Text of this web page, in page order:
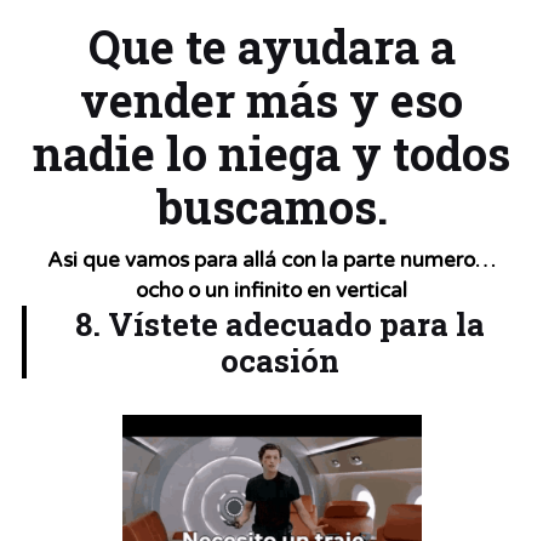
Que te ayudara a
vender más y eso
nadie lo niega y todos
buscamos.
Asi que vamos para allá con la parte numero…
ocho o un infinito en vertical
8. Vístete adecuado para la
ocasión